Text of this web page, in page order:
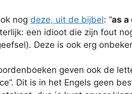
nog deze, uit de bijbel: “as a
een idioot die zijn fout
Deze is ook erg
geven ook de
Dit is in het Engels geen